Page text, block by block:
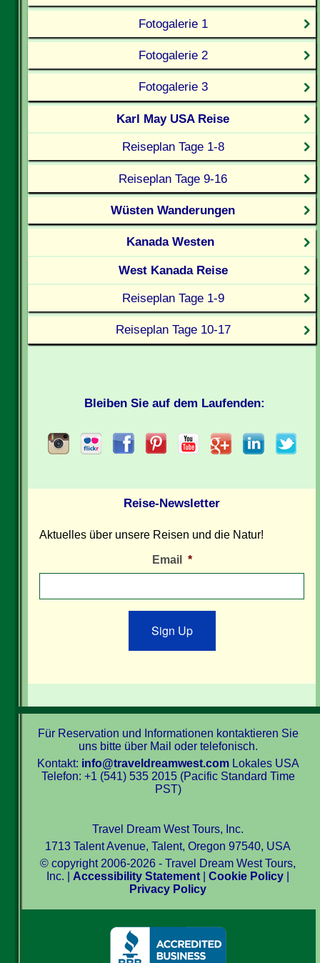
Fotogalerie 1
Fotogalerie 2
Fotogalerie 3
Karl May USA Reise
Reiseplan Tage 1-8
Reiseplan Tage 9-16
Wüsten Wanderungen
Kanada Westen
West Kanada Reise
Reiseplan Tage 1-9
Reiseplan Tage 10-17
Bleiben Sie auf dem Laufenden:
Reise-Newsletter
Aktuelles über unsere Reisen und die Natur!
Email *
Sign Up
Für Reservation und Informationen kontaktieren Sie
uns bitte über Mail oder telefonisch.
Kontakt: info@traveldreamwest.comLokales USA
Telefon: +1 (541) 535 2015 (Pacific Standard Time
PST)
Travel Dream West Tours, Inc.
1713 Talent Avenue, Talent, Oregon 97540, USA
© copyright 2006-2026 - Travel Dream West Tours,
Inc. | Accessibility Statement |Cookie Policy
Privacy Policy